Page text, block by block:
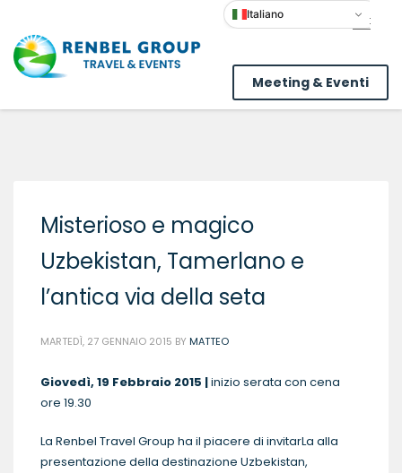
Meeting & Eventi
Misterioso e magico
Uzbekistan, Tamerlano e
l’antica via della seta
MARTEDÌ, 27 GENNAIO 2015 BY MATTEO
Giovedì, 19 Febbraio 2015 |inizio serata con cena
ore 19.30
La Renbel Travel Group ha il piacere di invitarLa alla
presentazione della destinazione Uzbekistan,
Italiano